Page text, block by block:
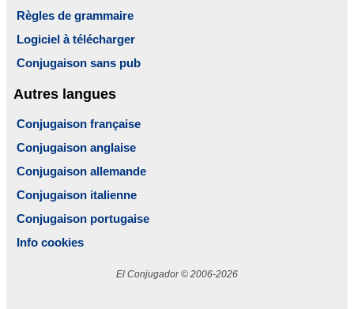
Règles de grammaire
Logiciel à télécharger
Conjugaison sans pub
Autres langues
Conjugaison française
Conjugaison anglaise
Conjugaison allemande
Conjugaison italienne
Conjugaison portugaise
Info cookies
El Conjugador © 2006-2026